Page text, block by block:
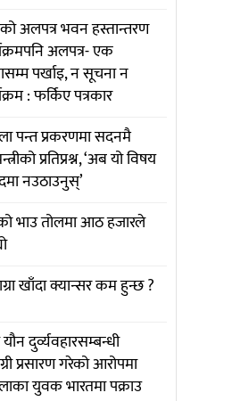
अलपत्र भवन हस्तान्तरण
अलपत्र- एक
पर्खाइ, न सूचना न
: फर्किए पत्रकार
पन्त प्रकरणमा सदनमै
प्रतिप्रश्न, ‘अब यो विषय
नउठाउनुस्’
भाउ तोलमा आठ हजारले
खाँदा क्यान्सर कम हुन्छ ?
दुर्व्यवहारसम्बन्धी
प्रसारण गरेको आरोपमा
युवक भारतमा पक्राउ